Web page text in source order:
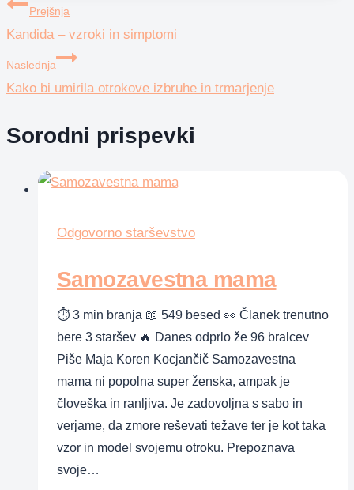
Navigacija
prispevka
Prejšnja
Kandida – vzroki in simptomi
Naslednja
Kako bi umirila otrokove izbruhe in trmarjenje
Sorodni prispevki
Odgovorno starševstvo
Samozavestna mama
⏱ 3 min branja 📖 549 besed 👀 Članek trenutno
bere 3 staršev 🔥 Danes odprlo že 96 bralcev
Piše Maja Koren Kocjančič Samozavestna
mama ni popolna super ženska, ampak je
človeška in ranljiva. Je zadovoljna s sabo in
verjame, da zmore reševati težave ter je kot taka
vzor in model svojemu otroku. Prepoznava
svoje…